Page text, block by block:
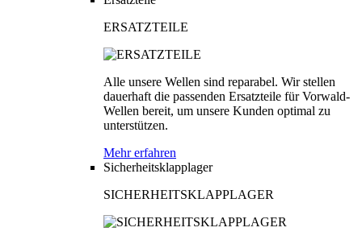
ERSATZTEILE
Alle unsere Wellen sind reparabel. Wir stellen
dauerhaft die passenden Ersatzteile für Vorwald-
Wellen bereit, um unsere Kunden optimal zu
unterstützen.
Mehr erfahren
Sicherheitsklapplager
SICHERHEITSKLAPPLAGER